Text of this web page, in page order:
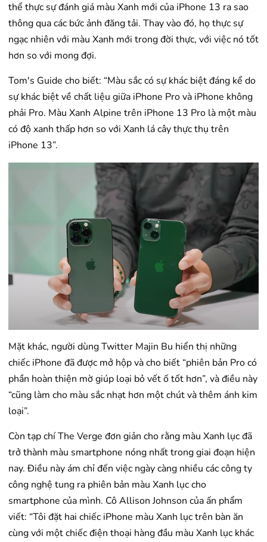
thể thực sự đánh giá màu Xanh mới của iPhone 13 ra sao
thông qua các bức ảnh đăng tải. Thay vào đó, họ thực sự
ngạc nhiên với màu Xanh mới trong đời thực, với việc nó tốt
hơn so với mong đợi.
Tom's Guide cho biết: “Màu sắc có sự khác biệt đáng kể do
sự khác biệt về chất liệu giữa iPhone Pro và iPhone không
phải Pro. Màu Xanh Alpine trên iPhone 13 Pro là một màu
có độ xanh thấp hơn so với Xanh lá cây thực thụ trên
iPhone 13”.
Mặt khác, người dùng Twitter Majin Bu hiển thị những
chiếc iPhone đã được mở hộp và cho biết “phiên bản Pro có
phần hoàn thiện mờ giúp loại bỏ vết ố tốt hơn”, và điều này
“cũng làm cho màu sắc nhạt hơn một chút và thêm ánh kim
loại”.
Còn tạp chí The Verge đơn giản cho rằng màu Xanh lục đã
trở thành màu smartphone nóng nhất trong giai đoạn hiện
nay. Điều này ám chỉ đến việc ngày càng nhiều các công ty
công nghệ tung ra phiên bản màu Xanh lục cho
smartphone của mình. Cô Allison Johnson của ấn phẩm
viết: “Tôi đặt hai chiếc iPhone màu Xanh lục trên bàn ăn
cùng với một chiếc điện thoại hàng đầu màu Xanh lục khác